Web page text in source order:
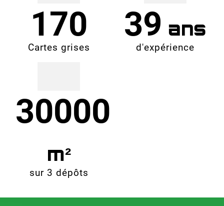
170
Cartes grises
39
d'expérience
30000
sur 3 dépôts